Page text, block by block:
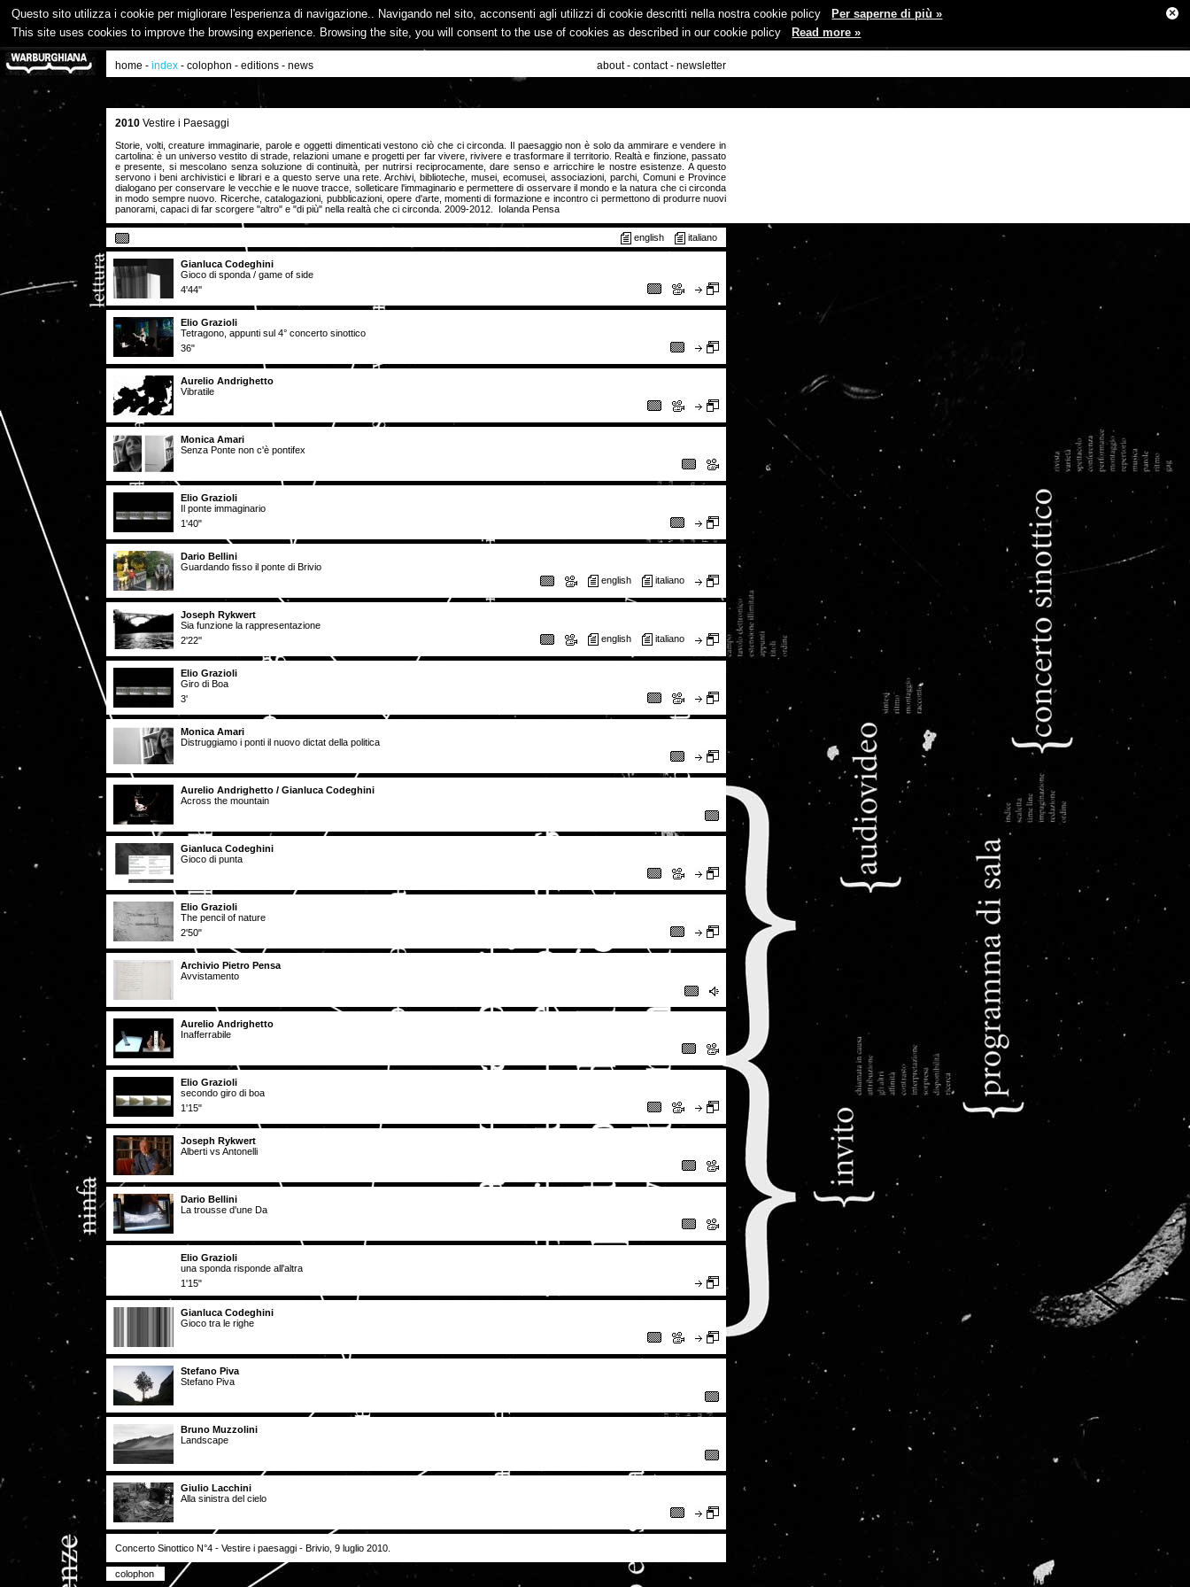
Questo sito utilizza i cookie per migliorare l'esperienza di navigazione.. Navigando nel sito, acconsenti agli utilizzi di cookie descritti nella nostra cookie policy
Per saperne di più »
This site uses cookies to improve the browsing experience. Browsing the site, you will consent to the use of cookies as described in our cookie policy
Read more »
×
home - index - colophon - editions - news about- contact- newsletter
2010 Vestire i Paesaggi
Storie, volti, creature immaginarie, parole e oggetti dimenticati vestono ciò che ci circonda. Il paesaggio non è solo da ammirare e vendere in
cartolina: è un universo vestito di strade, relazioni umane e progetti per far vivere, rivivere e trasformare il territorio. Realtà e finzione, passato
e presente, si mescolano senza soluzione di continuità, per nutrirsi reciprocamente, dare senso e arricchire le nostre esistenze. A questo
servono i beni archivistici e librari e a questo serve una rete. Archivi, biblioteche, musei, ecomusei, associazioni, parchi, Comuni e Province
dialogano per conservare le vecchie e le nuove tracce, solleticare l'immaginario e permettere di osservare il mondo e la natura che ci circonda
in modo sempre nuovo. Ricerche, catalogazioni, pubblicazioni, opere d'arte, momenti di formazione e incontro ci permettono di produrre nuovi
panorami, capaci di far scorgere "altro" e "di più" nella realtà che ci circonda. 2009-2012. Iolanda Pensa
english italiano
Gianluca Codeghini
Gioco di sponda / game of side
4'44''
Elio Grazioli
Tetragono, appunti sul 4° concerto sinottico
36"
Aurelio Andrighetto
Vibratile
Monica Amari
Senza Ponte non c'è pontifex
Elio Grazioli
Il ponte immaginario
1'40"
Dario Bellini
Guardando fisso il ponte di Brivio
english
italiano
Joseph Rykwert
Sia funzione la rappresentazione
2'22''
english italiano
Elio Grazioli
Giro di Boa
3'
Monica Amari
Distruggiamo i ponti il nuovo dictat della politica
Aurelio Andrighetto / Gianluca Codeghini
Across the mountain
Gianluca Codeghini
Gioco di punta
Elio Grazioli
The pencil of nature
2'50"
Archivio Pietro Pensa
Avvistamento
Aurelio Andrighetto
Inafferrabile
Elio Grazioli
secondo giro di boa
1'15"
Joseph Rykwert
Alberti vs Antonelli
Dario Bellini
La trousse d'une Da
Elio Grazioli
una sponda risponde all'altra
1'15"
Gianluca Codeghini
Gioco tra le righe
Stefano Piva
Stefano Piva
Bruno Muzzolini
Landscape
Giulio Lacchini
Alla sinistra del cielo
Concerto Sinottico N°4 - Vestire i paesaggi - Brivio, 9 luglio 2010.
colophon